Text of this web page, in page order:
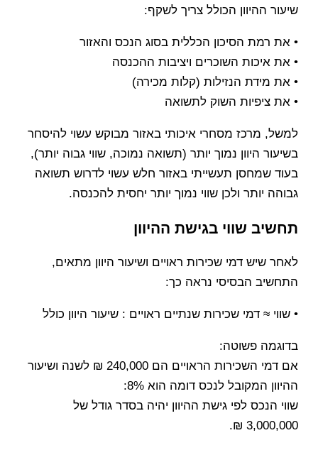
שיעור ההיוון הכולל צריך לשקף:
• את רמת הסיכון הכללית בסוג הנכס והאזור
• את איכות השוכרים ויציבות ההכנסה
• את מידת הנזילות (קלות מכירה)
• את ציפיות השוק לתשואה
למשל, מרכז מסחרי איכותי באזור מבוקש עשוי להיסחר
בשיעור היוון נמוך יותר (תשואה נמוכה, שווי גבוה יותר),
בעוד שמחסן תעשייתי באזור חלש עשוי לדרוש תשואה
גבוהה יותר ולכן שווי נמוך יותר יחסית להכנסה.
תחשיב שווי בגישת ההיוון
לאחר שיש דמי שכירות ראויים ושיעור היוון מתאים,
התחשיב הבסיסי נראה כך:
• שווי ≈ דמי שכירות שנתיים ראויים : שיעור היוון כולל
בדוגמה פשוטה:
אם דמי השכירות הראויים הם 240,000 ₪ לשנה ושיעור
ההיוון המקובל לנכס דומה הוא 8%:
שווי הנכס לפי גישת ההיוון יהיה בסדר גודל של
3,000,000 ₪.